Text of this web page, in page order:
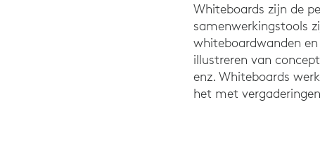
Whiteboards zijn de
samenwerkingstools
whiteboardwanden
illustreren van
enz. Whiteboards
het met